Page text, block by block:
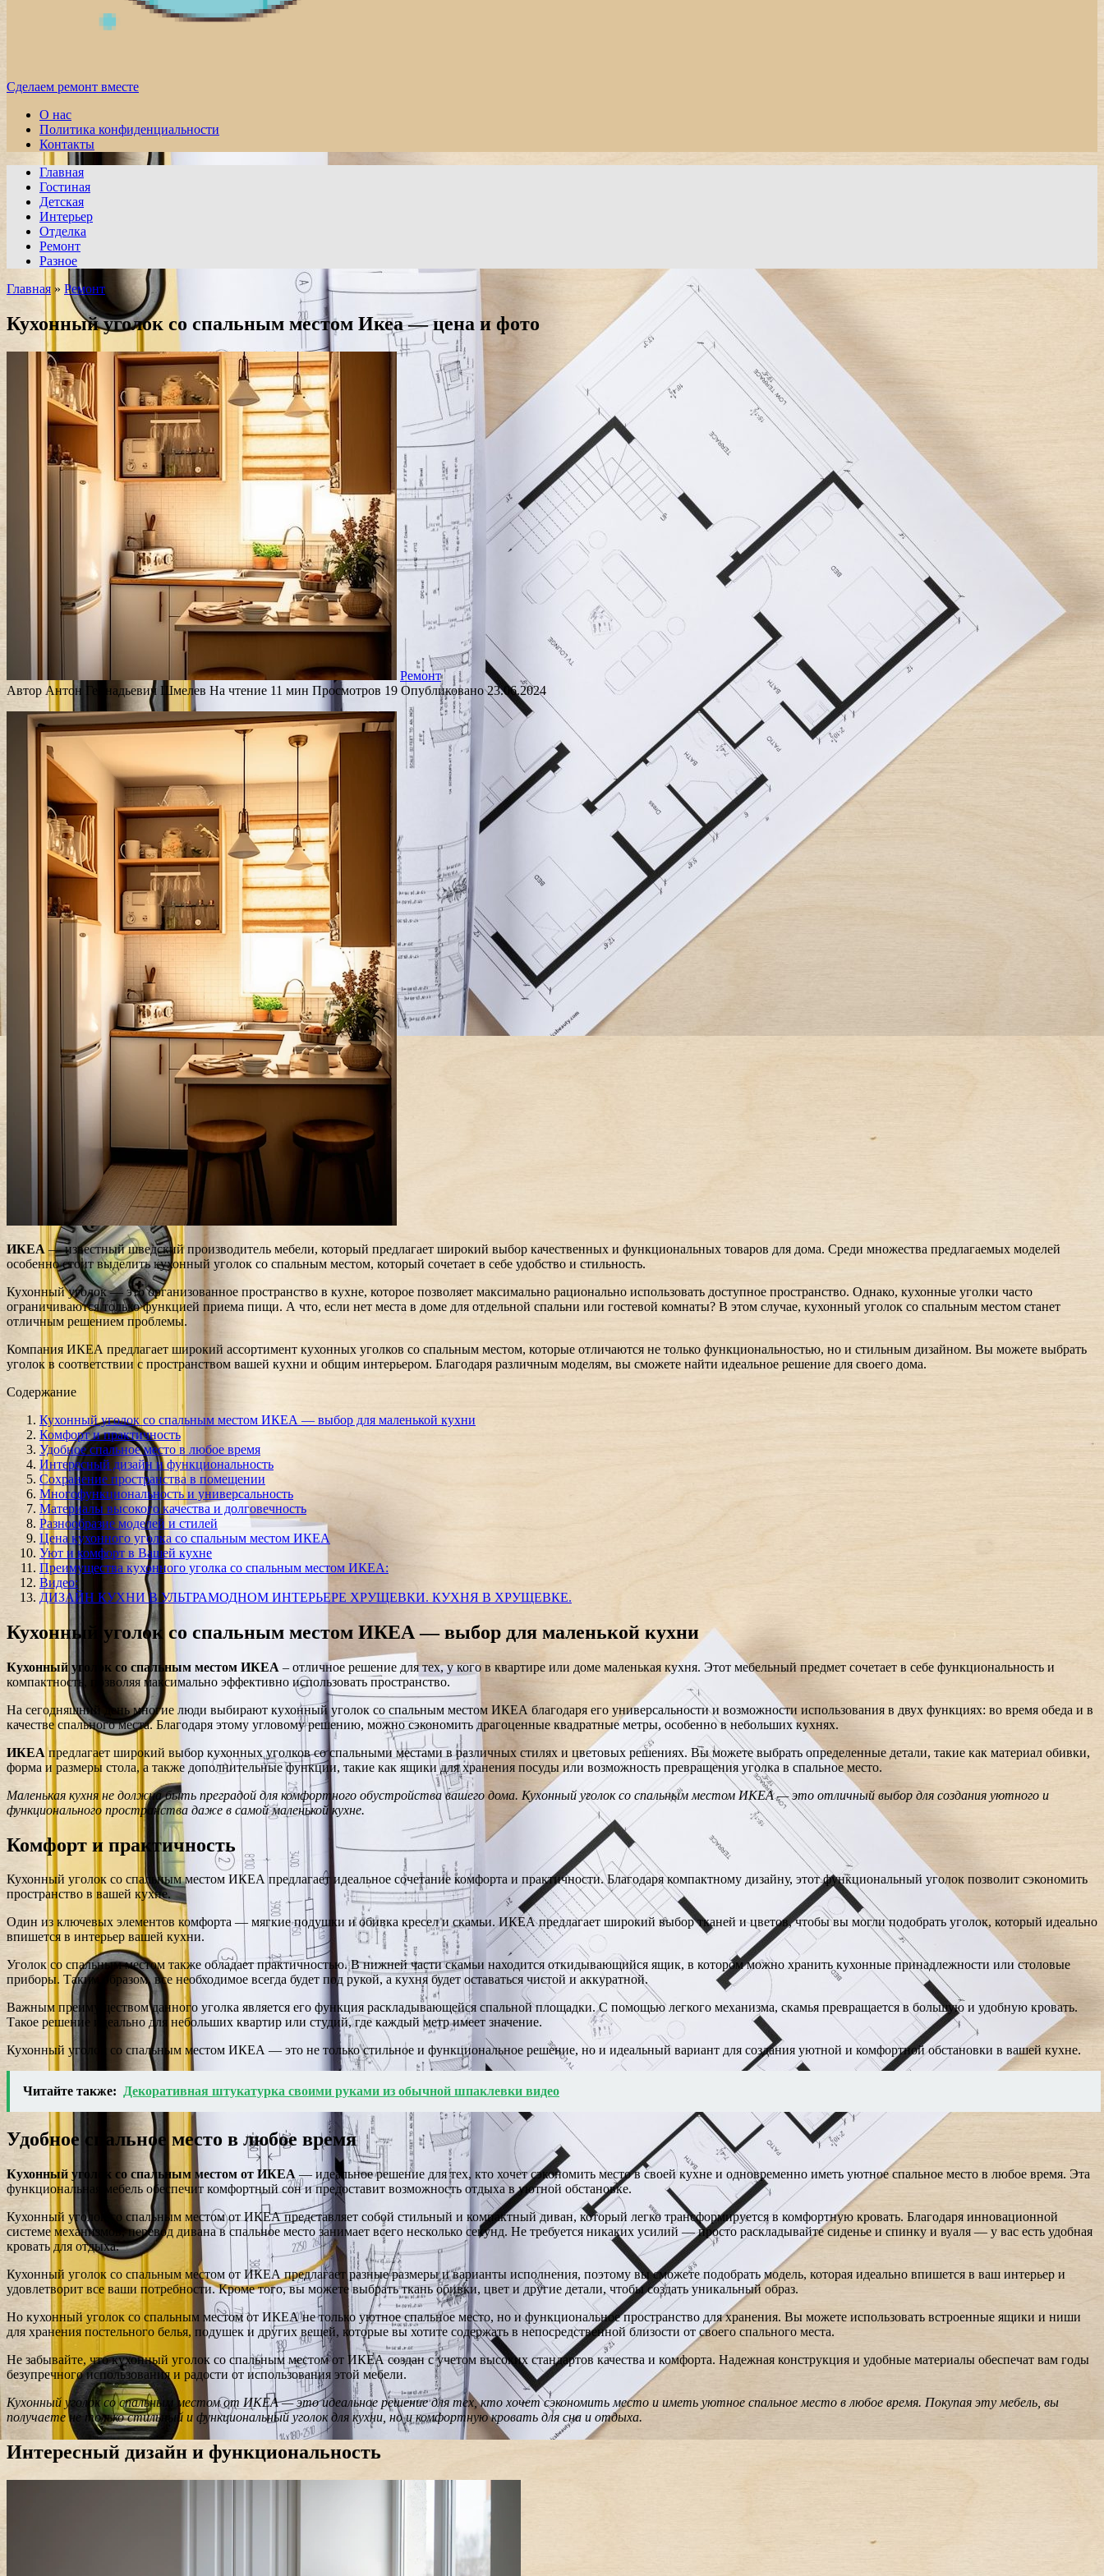
Сделаем ремонт вместе
О нас
Политика конфиденциальности
Контакты
Главная
Гостиная
Детская
Интерьер
Отделка
Ремонт
Разное
Главная » Ремонт
Кухонный уголок со спальным местом Икеа — цена и фото
Ремонт
Автор Антон Геннадьевич Шмелев На чтение 11 мин Просмотров 19 Опубликовано 23.06.2024
ИКЕА — известный шведский производитель мебели, который предлагает широкий выбор качественных и функциональных товаров для дома. Среди множества предлагаемых моделей
особенно стоит выделить кухонный уголок со спальным местом, который сочетает в себе удобство и стильность.
Кухонный уголок — это организованное пространство в кухне, которое позволяет максимально рационально использовать доступное пространство. Однако, кухонные уголки часто
ограничиваются только функцией приема пищи. А что, если нет места в доме для отдельной спальни или гостевой комнаты? В этом случае, кухонный уголок со спальным местом станет
отличным решением проблемы.
Компания ИКЕА предлагает широкий ассортимент кухонных уголков со спальным местом, которые отличаются не только функциональностью, но и стильным дизайном. Вы можете выбрать
уголок в соответствии с пространством вашей кухни и общим интерьером. Благодаря различным моделям, вы сможете найти идеальное решение для своего дома.
Содержание
Кухонный уголок со спальным местом ИКЕА — выбор для маленькой кухни
Комфорт и практичность
Удобное спальное место в любое время
Интересный дизайн и функциональность
Сохранение пространства в помещении
Многофункциональность и универсальность
Материалы высокого качества и долговечность
Разнообразие моделей и стилей
Цена кухонного уголка со спальным местом ИКЕА
Уют и комфорт в Вашей кухне
Преимущества кухонного уголка со спальным местом ИКЕА:
Видео:
ДИЗАЙН КУХНИ В УЛЬТРАМОДНОМ ИНТЕРЬЕРЕ ХРУЩЕВКИ. КУХНЯ В ХРУЩЕВКЕ.
Кухонный уголок со спальным местом ИКЕА — выбор для маленькой кухни
Кухонный уголок со спальным местом ИКЕА – отличное решение для тех, у кого в квартире или доме маленькая кухня. Этот мебельный предмет сочетает в себе функциональность и
компактность, позволяя максимально эффективно использовать пространство.
На сегодняшний день многие люди выбирают кухонный уголок со спальным местом ИКЕА благодаря его универсальности и возможности использования в двух функциях: во время обеда и в
качестве спального места. Благодаря этому угловому решению, можно сэкономить драгоценные квадратные метры, особенно в небольших кухнях.
ИКЕАпредлагает широкий выбор кухонных уголков со спальными местами в различных стилях и цветовых решениях. Вы можете выбрать определенные детали, такие как материал обивки,
форма и размеры стола, а также дополнительные функции, такие как ящики для хранения посуды или возможность превращения уголка в спальное место.
Маленькая кухня не должна быть преградой для комфортного обустройства вашего дома. Кухонный уголок со спальным местом ИКЕА — это отличный выбор для создания уютного и
функционального пространства даже в самой маленькой кухне.
Комфорт и практичность
Кухонный уголок со спальным местом ИКЕА предлагает идеальное сочетание комфорта и практичности. Благодаря компактному дизайну, этот функциональный уголок позволит сэкономить
пространство в вашей кухне.
Один из ключевых элементов комфорта — мягкие подушки и обивка кресел и скамьи. ИКЕА предлагает широкий выбор тканей и цветов, чтобы вы могли подобрать уголок, который идеально
впишется в интерьер вашей кухни.
Уголок со спальным местом также обладает практичностью. В нижней части скамьи находится откидывающийся ящик, в котором можно хранить кухонные принадлежности или столовые
приборы. Таким образом, все необходимое всегда будет под рукой, а кухня будет оставаться чистой и аккуратной.
Важным преимуществом данного уголка является его функция раскладывающейся спальной площадки. С помощью легкого механизма, скамья превращается в большую и удобную кровать.
Такое решение идеально для небольших квартир или студий, где каждый метр имеет значение.
Кухонный уголок со спальным местом ИКЕА — это не только стильное и функциональное решение, но и идеальный вариант для создания уютной и комфортной обстановки в вашей кухне.
Читайте также: Декоративная штукатурка своими руками из обычной шпаклевки видео
Удобное спальное место в любое время
Кухонный уголок со спальным местом от ИКЕА — идеальное решение для тех, кто хочет сэкономить место в своей кухне и одновременно иметь уютное спальное место в любое время. Эта
функциональная мебель обеспечит комфортный сон и предоставит возможность отдыха в уютной обстановке.
Кухонный уголок со спальным местом от ИКЕА представляет собой стильный и компактный диван, который легко трансформируется в комфортную кровать. Благодаря инновационной
системе механизмов, перевод дивана в спальное место занимает всего несколько секунд. Не требуется никаких усилий — просто раскладывайте сиденье и спинку и вуаля — у вас есть удобная
кровать для отдыха.
Кухонный уголок со спальным местом от ИКЕА предлагает разные размеры и варианты исполнения, поэтому вы сможете подобрать модель, которая идеально впишется в ваш интерьер и
удовлетворит все ваши потребности. Кроме того, вы можете выбрать ткань обивки, цвет и другие детали, чтобы создать уникальный образ.
Но кухонный уголок со спальным местом от ИКЕА не только уютное спальное место, но и функциональное пространство для хранения. Вы можете использовать встроенные ящики и ниши
для хранения постельного белья, подушек и других вещей, которые вы хотите содержать в непосредственной близости от своего спального места.
Не забывайте, что кухонный уголок со спальным местом от ИКЕА создан с учетом высоких стандартов качества и комфорта. Надежная конструкция и удобные материалы обеспечат вам годы
безупречного использования и радости от использования этой мебели.
Кухонный уголок со спальным местом от ИКЕА — это идеальное решение для тех, кто хочет сэкономить место и иметь уютное спальное место в любое время. Покупая эту мебель, вы
получаете не только стильный и функциональный уголок для кухни, но и комфортную кровать для сна и отдыха.
Интересный дизайн и функциональность